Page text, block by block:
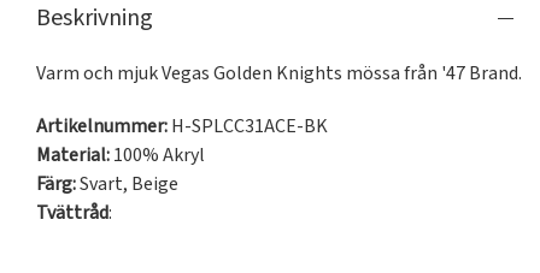
Beskrivning
Varm och mjuk Vegas Golden Knights mössa från '47 Brand.
Artikelnummer:H-SPLCC31ACE-BK
Material:100% Akryl
Färg:Svart, Beige
Tvättråd: